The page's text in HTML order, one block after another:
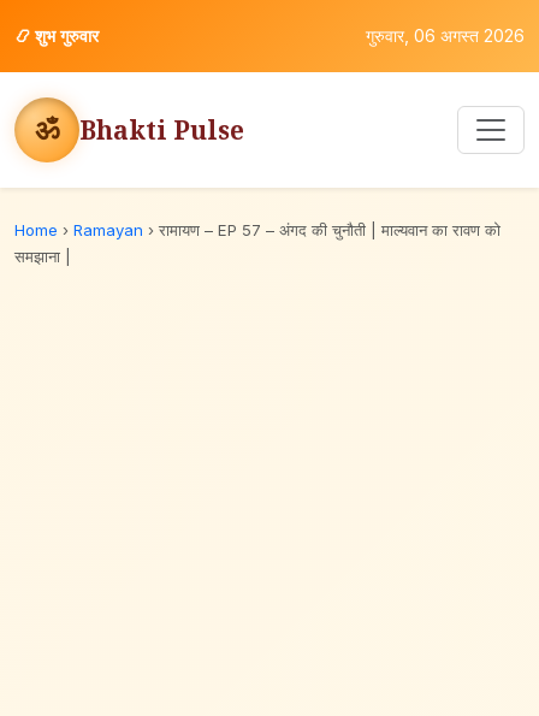
📿शुभ गुरुवार गुरुवार, 06 अगस्त 2026
ॐ Bhakti Pulse
Home › Ramayan › रामायण – EP 57 – अंगद की चुनौती | माल्यवान का रावण को
समझाना |